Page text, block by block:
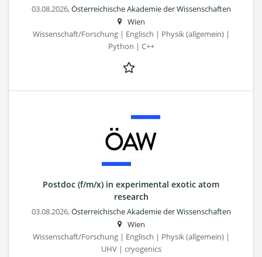
03.08.2026,Österreichische Akademie der Wissenschaften
Wien
Wissenschaft/Forschung | Englisch | Physik (allgemein) |
Python | C++
Postdoc (f/m/x) in experimental exotic atom
research
03.08.2026,Österreichische Akademie der Wissenschaften
Wien
Wissenschaft/Forschung | Englisch | Physik (allgemein) |
UHV | cryogenics